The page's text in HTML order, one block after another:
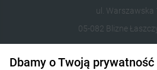
ul. Warszawska
05-082 Blizne
512 106 162
Dbamy o Twoją prywatność